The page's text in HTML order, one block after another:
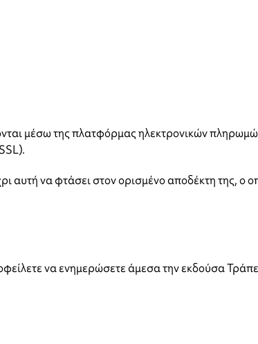
μέσω της πλατφόρμας ηλεκτρονικών
να φτάσει στον ορισμένο αποδέκτη της, ο
να ενημερώσετε άμεσα την εκδούσα